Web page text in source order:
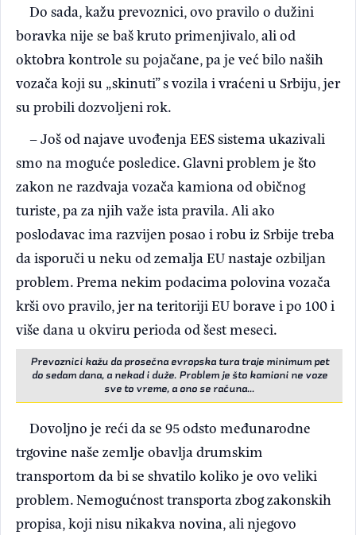
Do sada, kažu prevoznici, ovo pravilo o dužini
boravka nije se baš kruto primenjivalo, ali od
oktobra kontrole su pojačane, pa je već bilo naših
vozača koji su „skinuti” s vozila i vraćeni u Srbiju, jer
su probili dozvoljeni rok.
– Još od najave uvođenja EES sistema ukazivali
smo na moguće posledice. Glavni problem je što
zakon ne razdvaja vozača kamiona od običnog
turiste, pa za njih važe ista pravila. Ali ako
poslodavac ima razvijen posao i robu iz Srbije treba
da isporuči u neku od zemalja EU nastaje ozbiljan
problem. Prema nekim podacima polovina vozača
krši ovo pravilo, jer na teritoriji EU borave i po 100 i
više dana u okviru perioda od šest meseci.
Prevoznici kažu da prosečna evropska tura traje minimum pet
do sedam dana, a nekad i duže. Problem je što kamioni ne voze
sve to vreme, a ono se računa...
Dovoljno je reći da se 95 odsto međunarodne
trgovine naše zemlje obavlja drumskim
transportom da bi se shvatilo koliko je ovo veliki
problem. Nemogućnost transporta zbog zakonskih
propisa, koji nisu nikakva novina, ali njegovo